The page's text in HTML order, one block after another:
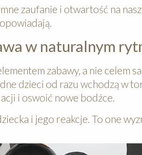
zaufanie i otwartość na
w naturalnym
zabawy, a nie celem
dzieci od razu wchodzą w
i oswoić nowe bodźce.
i jego reakcje. To one